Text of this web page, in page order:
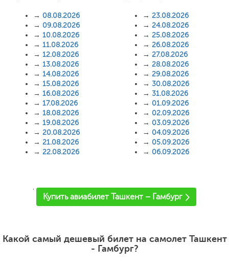
→ 08.08.2026
→ 09.08.2026
→ 10.08.2026
→ 11.08.2026
→ 12.08.2026
→ 13.08.2026
→ 14.08.2026
→ 15.08.2026
→ 16.08.2026
→ 17.08.2026
→ 18.08.2026
→ 19.08.2026
→ 20.08.2026
→ 21.08.2026
→ 22.08.2026
→ 23.08.2026
→ 24.08.2026
→ 25.08.2026
→ 26.08.2026
→ 27.08.2026
→ 28.08.2026
→ 29.08.2026
→ 30.08.2026
→ 31.08.2026
→ 01.09.2026
→ 02.09.2026
→ 03.09.2026
→ 04.09.2026
→ 05.09.2026
→ 06.09.2026
'
Купить авиабилет Ташкент – Гамбург
Какой самый дешевый билет на самолет Ташкент
- Гамбург?